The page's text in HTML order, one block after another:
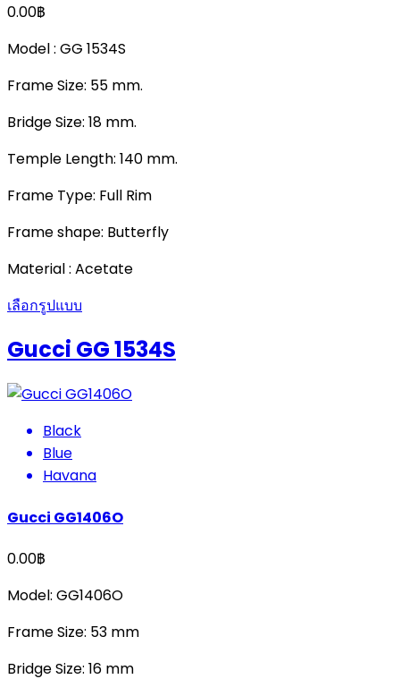
0.00฿
Model : GG 1534S
Frame Size: 55 mm.
Bridge Size: 18 mm.
Temple Length: 140 mm.
Frame Type: Full Rim
Frame shape: Butterfly
Material : Acetate
เลือกรูปแบบ
Gucci GG 1534S
Black
Blue
Havana
Gucci GG1406O
0.00฿
Model: GG1406O
Frame Size: 53 mm
Bridge Size: 16 mm